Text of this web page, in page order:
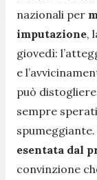
nazionali per
imputazione,
giovedì:
e
può
sempre
spumeggiante.
esentata dal
convinzione